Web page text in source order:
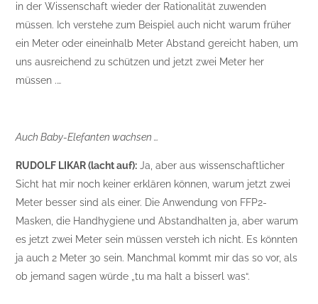
in der Wissenschaft wieder der Rationalität zuwenden
müssen. Ich verstehe zum Beispiel auch nicht warum früher
ein Meter oder eineinhalb Meter Abstand gereicht haben, um
uns ausreichend zu schützen und jetzt zwei Meter her
müssen .…
Auch Baby-Elefanten wachsen …
RUDOLF LIKAR (lacht auf): Ja, aber aus wissenschaftlicher
Sicht hat mir noch keiner erklären können, warum jetzt zwei
Meter besser sind als einer. Die Anwendung von FFP2-
Masken, die Handhygiene und Abstandhalten ja, aber warum
es jetzt zwei Meter sein müssen versteh ich nicht. Es könnten
ja auch 2 Meter 30 sein. Manchmal kommt mir das so vor, als
ob jemand sagen würde „tu ma halt a bisserl was“.